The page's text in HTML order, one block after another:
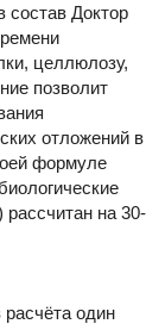
состав Доктор
целлюлозу,
позволит
отложений в
формуле
рассчитан на 30-
один